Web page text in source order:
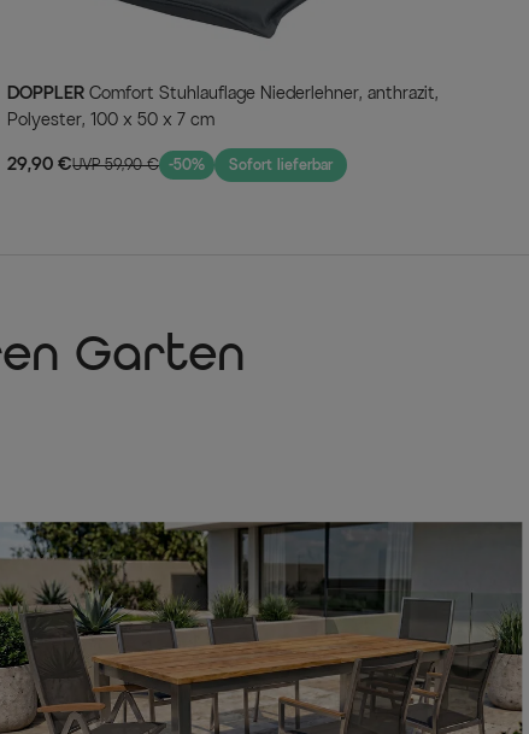
Wetterfest,
Verlängerungsstück
perfekt wenn sich
Besonders
Dieser Tisch wurde aus
Dies spricht für eine
Teakholz lassen sich
Stapelbar
Dank der besonderen
verstauen.
DOPPLER Comfort Stuhlauflage Niederlehner, anthrazit,
Polyester, 100 x 50 x 7 cm
29,90 €UVP 59,90 € -50% Sofort lieferbar
Garten